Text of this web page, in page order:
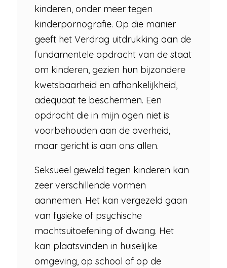
kinderen, onder meer tegen
kinderpornografie. Op die manier
geeft het Verdrag uitdrukking aan de
fundamentele opdracht van de staat
om kinderen, gezien hun bijzondere
kwetsbaarheid en afhankelijkheid,
adequaat te beschermen. Een
opdracht die in mijn ogen niet is
voorbehouden aan de overheid,
maar gericht is aan ons allen.
Seksueel geweld tegen kinderen kan
zeer verschillende vormen
aannemen. Het kan vergezeld gaan
van fysieke of psychische
machtsuitoefening of dwang. Het
kan plaatsvinden in huiselijke
omgeving, op school of op de